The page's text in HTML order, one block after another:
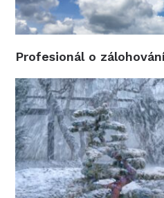
Profesionál o